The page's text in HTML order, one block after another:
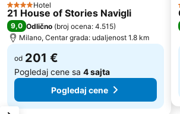
4 Zvezdice
Hotel
21 House of Stories Navigli
9,0 Odlično (broj ocena: 4.515)
Milano, Centar grada: udaljenost 1.8 km
od 201 €
Pogledaj cene sa 4 sajta
Pogledaj cene